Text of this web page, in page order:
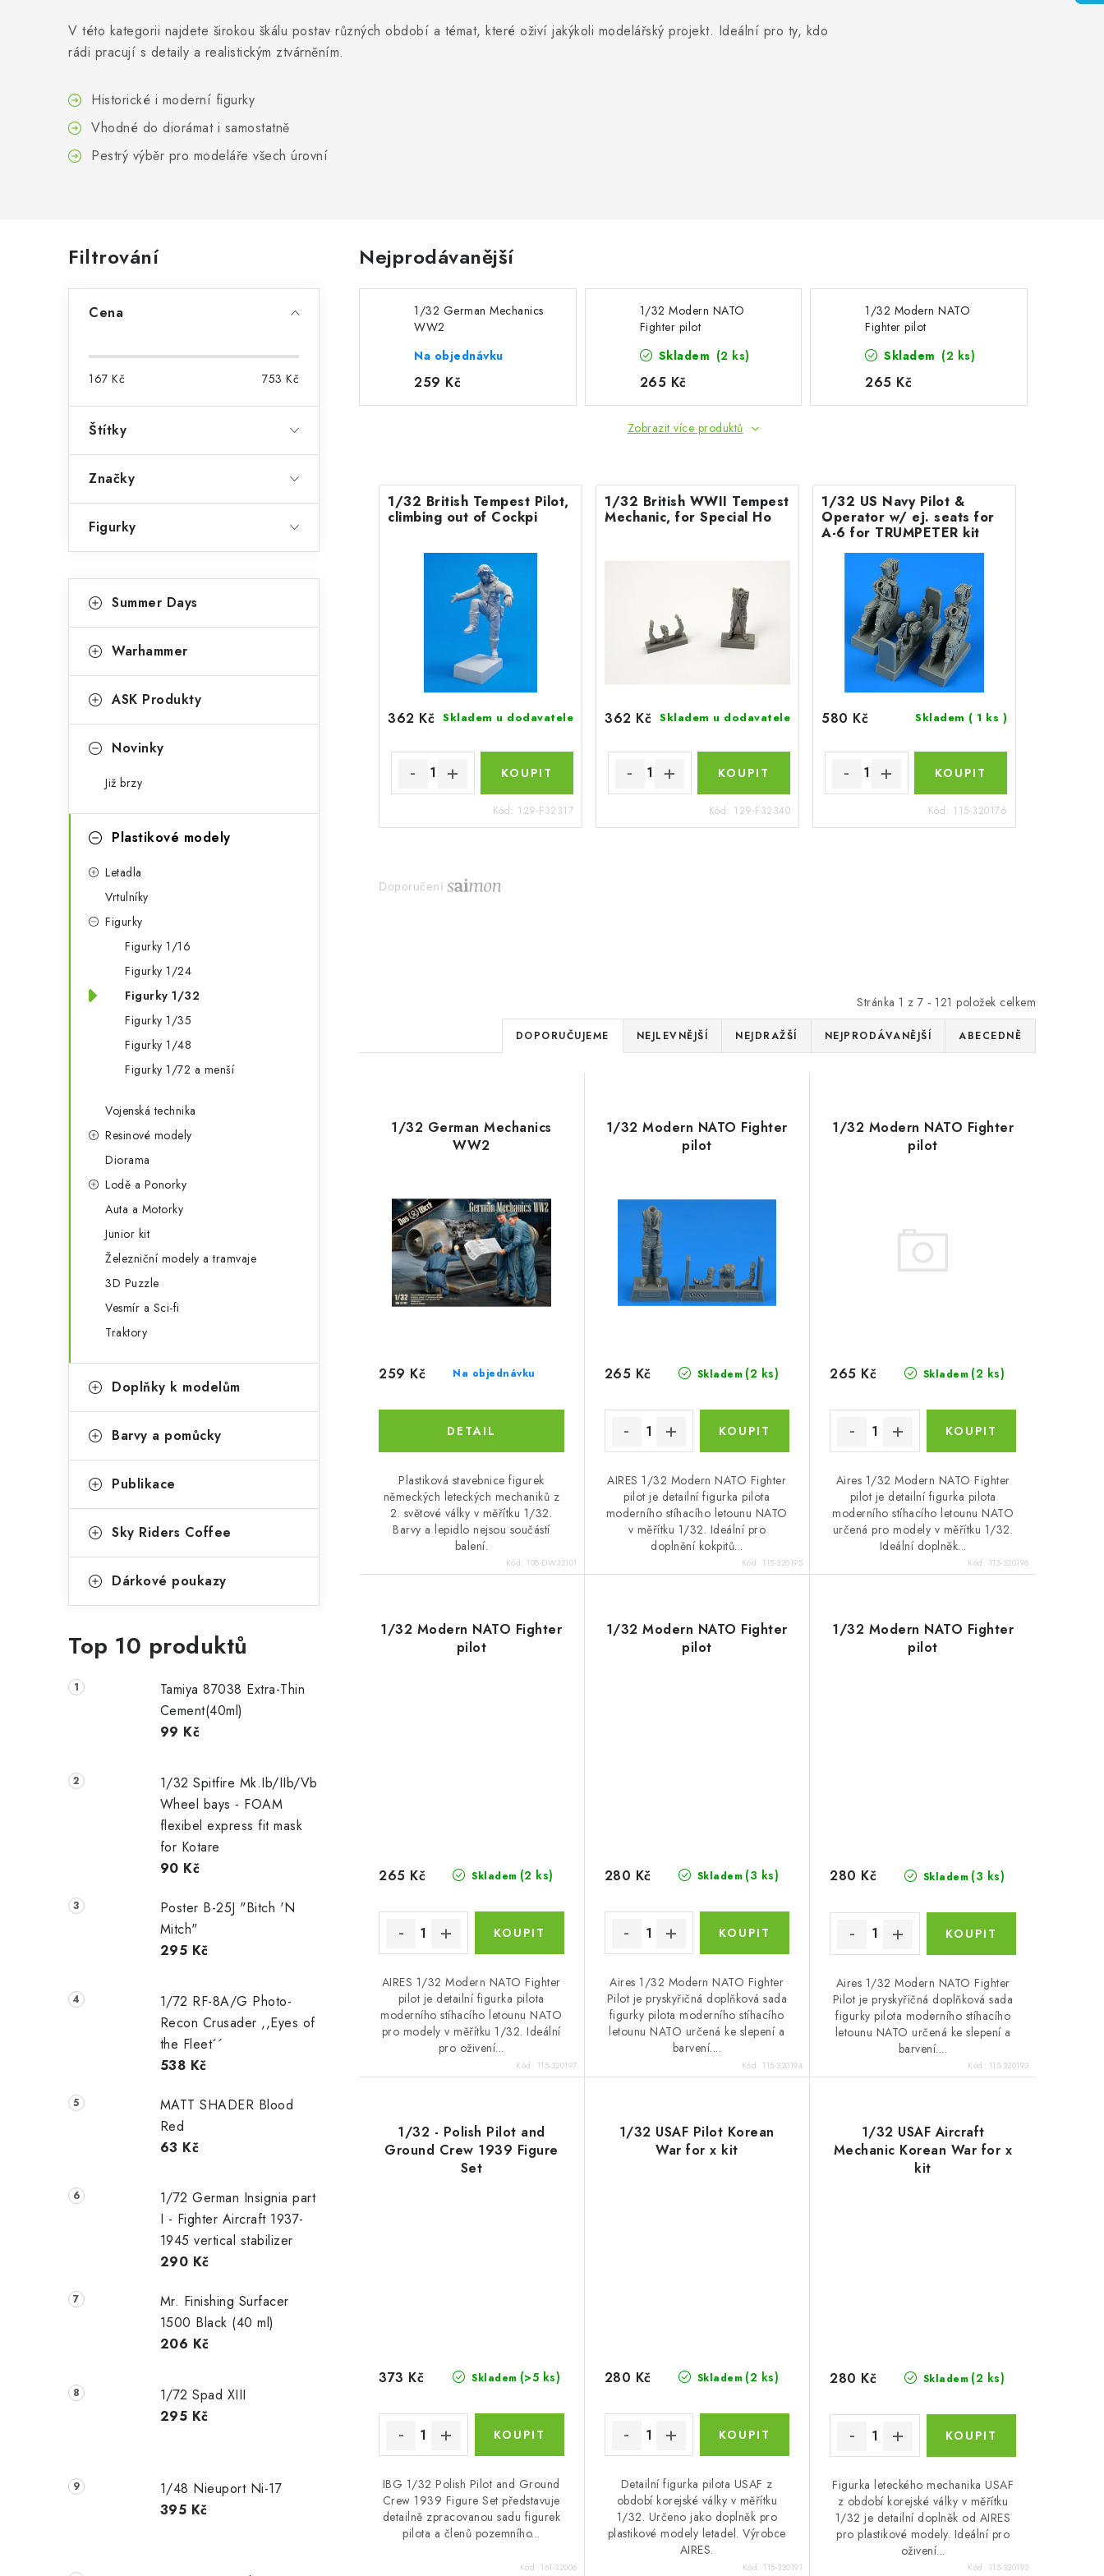
V této kategorii najdete širokou škálu postav různých období a témat, které oživí jakýkoli modelářský projekt. Ideální pro ty, kdo
rádi pracují s detaily a realistickým ztvárněním.
Historické i moderní figurky
Vhodné do diorámat i samostatně
Pestrý výběr pro modeláře všech úrovní
P
o
a
n
í
p
a
e
l
Filtrování
Cena
167 Kč 753 Kč
Štítky
Značky
Figurky
kategorie
a
e
o
e
Summer Days
Warhammer
ASK Produkty
Novinky
Již brzy
Plastikové modely
Letadla
Vrtulníky
Figurky
Figurky 1/16
Figurky 1/24
Figurky 1/32
Figurky 1/35
Figurky 1/48
Figurky 1/72 a menší
Vojenská technika
Resinové modely
Diorama
Lodě a Ponorky
Auta a Motorky
Junior kit
Železniční modely a tramvaje
3D Puzzle
Vesmír a Sci-fi
Traktory
Doplňky k modelům
Barvy a pomůcky
Publikace
Sky Riders Coffee
Dárkové poukazy
Top 10 produktů
Tamiya 87038 Extra-Thin
Cement(40ml)
99 Kč
1/32 Spitfire Mk.Ib/IIb/Vb
Wheel bays - FOAM
flexibel express fit mask
for Kotare
90 Kč
Poster B-25J "Bitch 'N
Mitch"
295 Kč
1/72 RF-8A/G Photo-
Recon Crusader ,,Eyes of
the Fleet´´
538 Kč
MATT SHADER Blood
Red
63 Kč
1/72 German Insignia part
I - Fighter Aircraft 1937-
1945 vertical stabilizer
290 Kč
Mr. Finishing Surfacer
1500 Black (40 ml)
206 Kč
1/72 Spad XIII
295 Kč
1/48 Nieuport Ni-17
395 Kč
Nejprodávanější
1/32 German Mechanics
WW2
Na objednávku
259 Kč
1/32 Modern NATO
Fighter pilot
Skladem (2 ks)
265 Kč
1/32 Modern NATO
Fighter pilot
Skladem (2 ks)
265 Kč
Zobrazit více produktů
1/32 British Tempest Pilot,
climbing out of Cockpi
362 Kč Skladem u dodavatele
Kód: 129-F32317
1/32 British WWII Tempest
Mechanic, for Special Ho
362 Kč Skladem u dodavatele
Kód: 129-F32340
1/32 US Navy Pilot &
Operator w/ ej. seats for
A-6 for TRUMPETER kit
580 Kč Skladem ( 1 ks )
Kód: 115-320176
Doporučení
Stránka 1 z 7 - 121 položek celkem
Ř
a
e
í
p
r
o
d
k
t
DOPORUČUJEME NEJLEVNĚJŠÍ NEJDRAŽŠÍ NEJPRODÁVANĚJŠÍ ABECEDNĚ
1/32 German Mechanics
WW2
Na objednávku
259 Kč
Plastiková stavebnice figurek
německých leteckých mechaniků z
2. světové války v měřítku 1/32.
Barvy a lepidlo nejsou součástí
balení.
Kód: 108-DW32101
1/32 Modern NATO Fighter
pilot
Skladem (2 ks)
265 Kč
AIRES 1/32 Modern NATO Fighter
pilot je detailní figurka pilota
moderního stíhacího letounu NATO
v měřítku 1/32. Ideální pro
doplnění kokpitů...
Kód: 115-320195
1/32 Modern NATO Fighter
pilot
Skladem (2 ks)
265 Kč
Aires 1/32 Modern NATO Fighter
pilot je detailní figurka pilota
moderního stíhacího letounu NATO
určená pro modely v měřítku 1/32.
Ideální doplněk...
Kód: 115-320196
1/32 Modern NATO Fighter
pilot
Skladem (2 ks)
265 Kč
AIRES 1/32 Modern NATO Fighter
pilot je detailní figurka pilota
moderního stíhacího letounu NATO
pro modely v měřítku 1/32. Ideální
pro oživení...
Kód: 115-320197
1/32 Modern NATO Fighter
pilot
Skladem (3 ks)
280 Kč
Aires 1/32 Modern NATO Fighter
Pilot je pryskyřičná doplňková sada
figurky pilota moderního stíhacího
letounu NATO určená ke slepení a
barvení....
Kód: 115-320194
1/32 Modern NATO Fighter
pilot
Skladem (3 ks)
280 Kč
Aires 1/32 Modern NATO Fighter
Pilot je pryskyřičná doplňková sada
figurky pilota moderního stíhacího
letounu NATO určená ke slepení a
barvení....
Kód: 115-320193
1/32 - Polish Pilot and
Ground Crew 1939 Figure
Set
Skladem (>5 ks)
373 Kč
IBG 1/32 Polish Pilot and Ground
Crew 1939 Figure Set představuje
detailně zpracovanou sadu figurek
pilota a členů pozemního...
Kód: 161-32006
1/32 USAF Pilot Korean
War for x kit
Skladem (2 ks)
280 Kč
Detailní figurka pilota USAF z
období korejské války v měřítku
1/32. Určeno jako doplněk pro
plastikové modely letadel. Výrobce
AIRES.
Kód: 115-320191
1/32 USAF Aircraft
Mechanic Korean War for x
kit
Skladem (2 ks)
280 Kč
Figurka leteckého mechanika USAF
z období korejské války v měřítku
1/32 je detailní doplněk od AIRES
pro plastikové modely. Ideální pro
oživení...
Kód: 115-320192